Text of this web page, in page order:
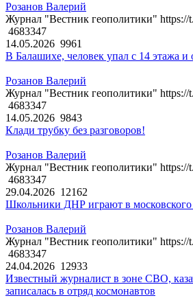
Розанов Валерий
Журнал "Вестник геополитики" https://
4683347
14.05.2026 9961
В Балашихе, человек упал с 14 этажа и
Розанов Валерий
Журнал "Вестник геополитики" https://
4683347
14.05.2026 9843
Клади трубку без разговоров!
Розанов Валерий
Журнал "Вестник геополитики" https://
4683347
29.04.2026 12162
Школьники ДНР играют в московского
Розанов Валерий
Журнал "Вестник геополитики" https://
4683347
24.04.2026 12933
Известный журналист в зоне СВО,
записалась в отряд космонавтов